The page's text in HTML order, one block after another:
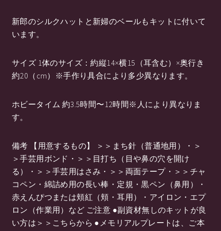
新郎のシルクハットと新婦のベールもキットに付いて
います。
サイズ 1体のサイズ：約縦14×横15（耳含む）×奥行き
約20（cm）※手作り具合により多少異なります。
ホビータイム 約3.5時間〜12時間※人により異なりま
す。
備考 【用意するもの】 ＞＞まち針（普通地用）・＞
＞手芸用ボンド・＞＞目打ち（目や鼻の穴を開け
る）・＞＞手芸用はさみ・＞＞両面テープ・＞＞チャ
コペン・綿詰め用の長い棒・定規・黒ペン（鼻用）・
赤えんぴつまたは頬紅（頬・耳用）・アイロン・エプ
ロン（作業用）など ご注意 ●副資材無しのキットが良
い方は＞＞こちらから ●メモリアルプレートは、ご本